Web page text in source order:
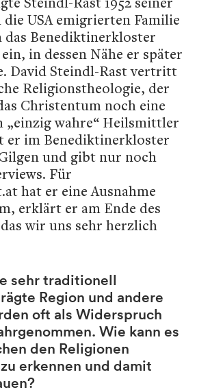
USA emigrierten Familie
das Benediktinerkloster
in dessen Nähe er später
David Steindl-Rast vertritt
Religionstheologie, der
Christentum noch eine
„einzig wahre“ Heilsmittler
er im Benediktinerkloster
und gibt nur noch
Für
hat er eine Ausnahme
erklärt er am Ende des
wir uns sehr herzlich
sehr traditionell
Region und andere
oft als Widerspruch
Wie kann es
den Religionen
erkennen und damit